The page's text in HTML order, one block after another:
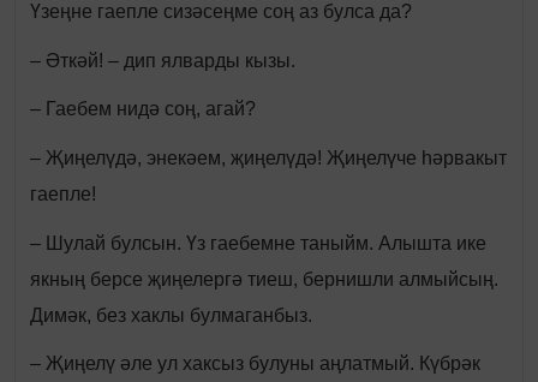
Үзеңне гаепле сизәсеңме соң аз булса да?
– Әткәй! – дип ялварды кызы.
– Гаебем нидә соң, агай?
– Җиңелүдә, энекәем, җиңелүдә! Җиңелүче һәрвакыт
гаепле!
– Шулай булсын. Үз гаебемне таныйм. Алышта ике
якның берсе җиңелергә тиеш, бернишли алмыйсың.
Димәк, без хаклы булмаганбыз.
– Җиңелү әле ул хаксыз булуны аңлатмый. Күбрәк